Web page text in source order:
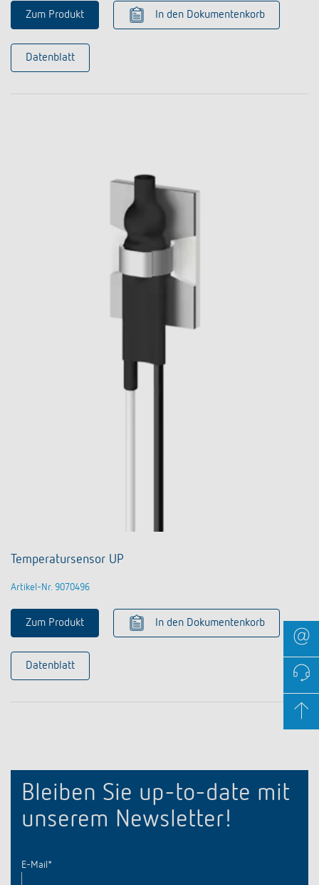
Zum Produkt In den Dokumentenkorb
Datenblatt
Temperatursensor UP
Artikel-Nr. 9070496
Zum Produkt In den Dokumentenkorb
Datenblatt
Bleiben Sie up-to-date mit
unserem Newsletter!
E-Mail *